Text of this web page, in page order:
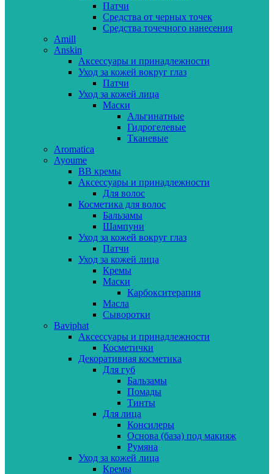
Патчи
Средства от черных точек
Средства точечного нанесения
Amill
Anskin
Аксессуары и принадлежности
Уход за кожей вокруг глаз
Патчи
Уход за кожей лица
Маски
Альгинатные
Гидрогелевые
Тканевые
Aromatica
Ayoume
BB кремы
Аксессуары и принадлежности
Для волос
Косметика для волос
Бальзамы
Шампуни
Уход за кожей вокруг глаз
Патчи
Уход за кожей лица
Кремы
Маски
Карбокситерапия
Масла
Сыворотки
Baviphat
Аксессуары и принадлежности
Косметички
Декоративная косметика
Для губ
Бальзамы
Помады
Тинты
Для лица
Консилеры
Основа (база) под макияж
Румяна
Уход за кожей лица
Кремы